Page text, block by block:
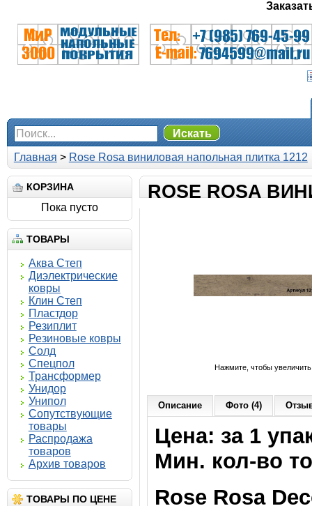
Искать
Главная > Rose Rosa виниловая напольная плитка 1212
КОРЗИНА
Пока пусто
ТОВАРЫ
Аква Степ
Диэлектрические
ковры
Клин Степ
Пластдор
Резиплит
Резиновые ковры
Солд
Спецпол
Трансформер
Унидор
Унипол
Сопутствующие
товары
Распродажа
товаров
Архив товаров
ТОВАРЫ ПО ЦЕНЕ
ROSE ROSA
Нажмите, чтобы увеличить
Описание Фото (4)
Цена: за 1
Мин. кол-во
Rose Rosa